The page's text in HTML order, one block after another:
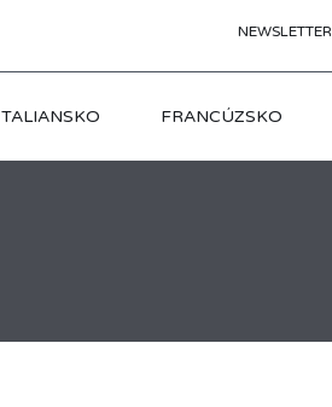
NEWSLETTER
TALIANSKO FRANCÚZSKO